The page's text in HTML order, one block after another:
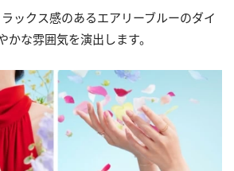
ラックス感のあるエアリーブルーのダイ
かな雰囲気を演出します。